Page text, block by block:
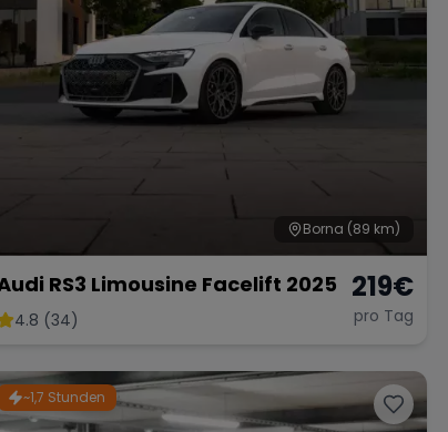
Borna (89 km)
RS3 Limousine Facelift 2025
4.8 (34)
219€
pro Tag
~1,7 Stunden